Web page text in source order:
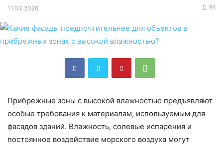
11.03.2026 91
Прибрежные зоны с высокой влажностью предъявляют
особые требования к материалам, используемым для
фасадов зданий. Влажность, солевые испарения и
постоянное воздействие морского воздуха могут